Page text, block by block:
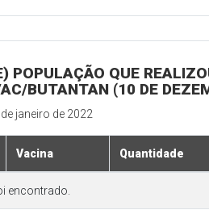
POPULAÇÃO QUE
BUTANTAN (10 DE
janeiro de 2022
Vacina Quantidade
encontrado.